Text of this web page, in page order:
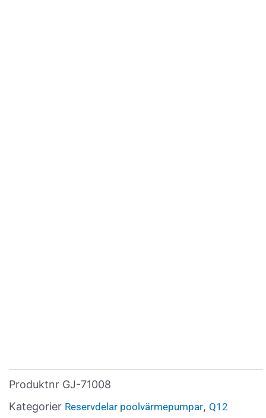
Produktnr GJ-71008
Kategorier Reservdelar poolvärmepumpar, Q12